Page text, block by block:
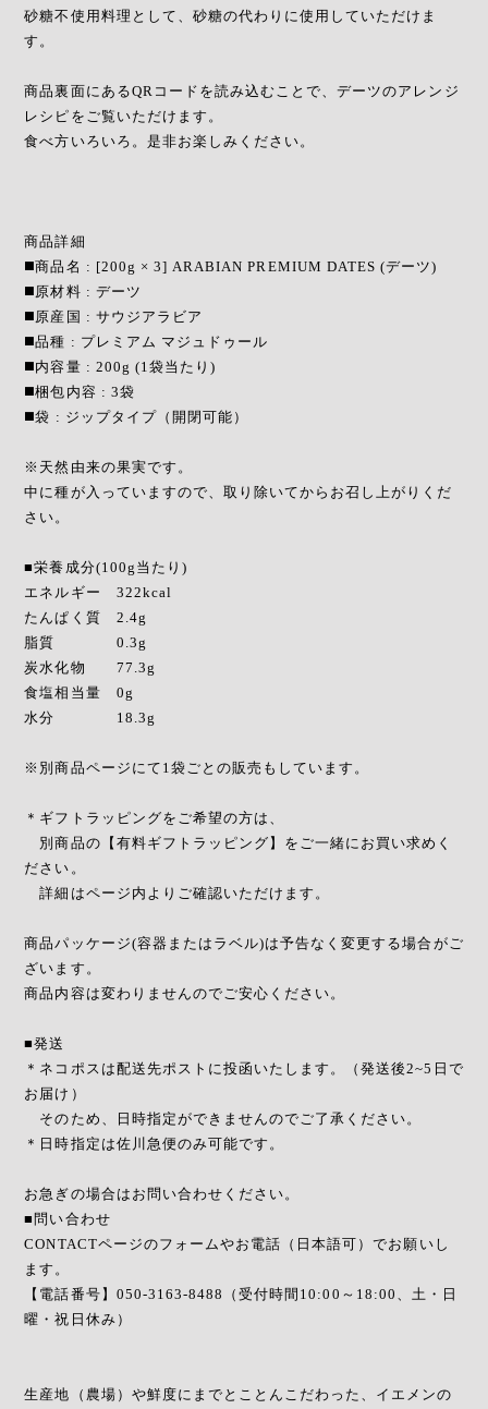
砂糖不使用料理として、砂糖の代わりに使用していただけま
す。
商品裏面にあるQRコードを読み込むことで、デーツのアレンジ
レシピをご覧いただけます。
食べ方いろいろ。是非お楽しみください。
商品詳細
◼️商品名 : [200g × 3] ARABIAN PREMIUM DATES (デーツ)
◼️原材料 : デーツ
◼️原産国 : サウジアラビア
◼️品種 : プレミアム マジュドゥール
◼️内容量 : 200g (1袋当たり)
◼️梱包内容 : 3袋
◼️袋 : ジップタイプ（開閉可能）
※天然由来の果実です。
中に種が入っていますので、取り除いてからお召し上がりくだ
さい。
■栄養成分(100g当たり)
エネルギー 322kcal
たんぱく質 2.4g
脂質 0.3g
炭水化物 77.3g
食塩相当量 0g
水分 18.3g
※別商品ページにて1袋ごとの販売もしています。
＊ギフトラッピングをご希望の方は、
別商品の【有料ギフトラッピング】をご一緒にお買い求めく
ださい。
詳細はページ内よりご確認いただけます。
商品パッケージ(容器またはラベル)は予告なく変更する場合がご
ざいます。
商品内容は変わりませんのでご安心ください。
■発送
＊ネコポスは配送先ポストに投函いたします。（発送後2~5日で
お届け）
そのため、日時指定ができませんのでご了承ください。
＊日時指定は佐川急便のみ可能です。
お急ぎの場合はお問い合わせください。
■問い合わせ
CONTACTページのフォームやお電話（日本語可）でお願いし
ます。
【電話番号】050-3163-8488（受付時間10:00～18:00、土・日
曜・祝日休み）
生産地（農場）や鮮度にまでとことんこだわった、イエメンの